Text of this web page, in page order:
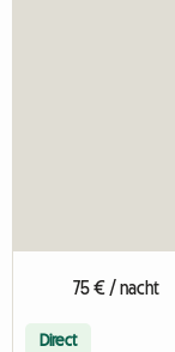
75 € / nacht
Direct